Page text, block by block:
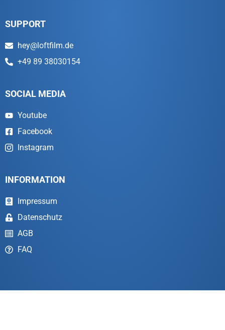
SUPPORT
hey@loftfilm.de
+49 89 38030154
SOCIAL MEDIA
Youtube
Facebook
Instagram
INFORMATION
Impressum
Datenschutz
AGB
FAQ